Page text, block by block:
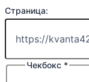
Страница:
Чекбокс *